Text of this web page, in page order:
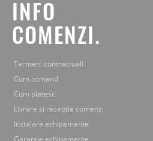
INFO
COMENZI.
Termeni contractuali
Cum comand
Cum platesc
Livrare si receptie comenzi
Instalare echipamente
Garantie echipamente